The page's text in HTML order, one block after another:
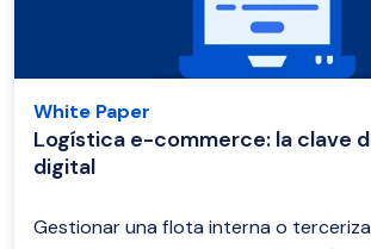
White Paper
Logística e-commerce: la clave
digital
Gestionar una flota interna o